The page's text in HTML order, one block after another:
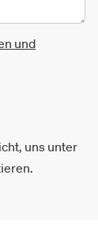
und
uns unter